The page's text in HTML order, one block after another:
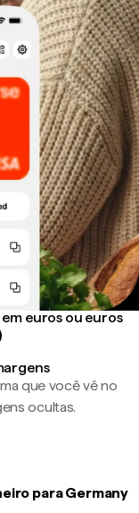
euros ou euros
que você vê no
ocultas.
para Germany